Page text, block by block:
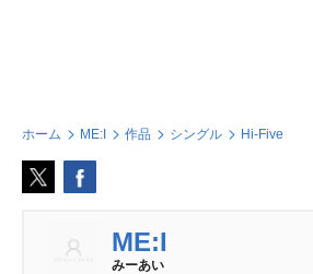
ホーム ME:I 作品 シングル Hi-Five
ME:I
みーあい